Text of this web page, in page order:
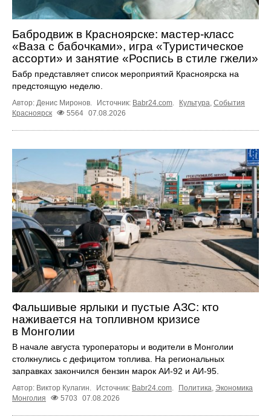
Бабродвиж в Красноярске: мастер-класс
«Ваза с бабочками», игра «Туристическое
ассорти» и занятие «Роспись в стиле гжели»
Бабр представляет список мероприятий Красноярска на
предстоящую неделю.
Автор: Денис Миронов. Источник: Babr24.com. Культура, События
Красноярск
5564 07.08.2026
Фальшивые ярлыки и пустые АЗС: кто
наживается на топливном кризисе
в Монголии
В начале августа туроператоры и водители в Монголии
столкнулись с дефицитом топлива. На региональных
заправках закончился бензин марок АИ-92 и АИ-95.
Автор: Виктор Кулагин. Источник: Babr24.com. Политика, Экономика
Монголия
5703 07.08.2026